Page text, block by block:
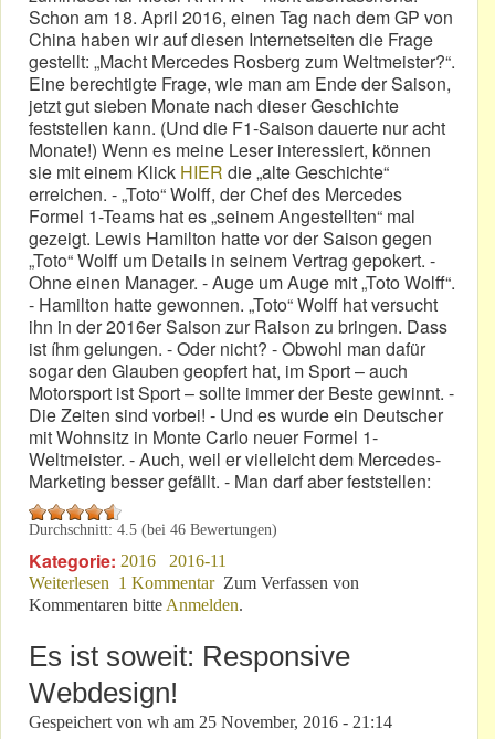
Schon am 18. April 2016, einen Tag nach dem GP von
China haben wir auf diesen Internetseiten die Frage
gestellt: „Macht Mercedes Rosberg zum Weltmeister?“.
Eine berechtigte Frage, wie man am Ende der Saison,
jetzt gut sieben Monate nach dieser Geschichte
feststellen kann. (Und die F1-Saison dauerte nur acht
Monate!) Wenn es meine Leser interessiert, können
sie mit einem Klick HIER die „alte Geschichte“
erreichen. - „Toto“ Wolff, der Chef des Mercedes
Formel 1-Teams hat es „seinem Angestellten“ mal
gezeigt. Lewis Hamilton hatte vor der Saison gegen
„Toto“ Wolff um Details in seinem Vertrag gepokert. -
Ohne einen Manager. - Auge um Auge mit „Toto Wolff“.
- Hamilton hatte gewonnen. „Toto“ Wolff hat versucht
ihn in der 2016er Saison zur Raison zu bringen. Dass
ist íhm gelungen. - Oder nicht? - Obwohl man dafür
sogar den Glauben geopfert hat, im Sport – auch
Motorsport ist Sport – sollte immer der Beste gewinnt. -
Die Zeiten sind vorbei! - Und es wurde ein Deutscher
mit Wohnsitz in Monte Carlo neuer Formel 1-
Weltmeister. - Auch, weil er vielleicht dem Mercedes-
Marketing besser gefällt. - Man darf aber feststellen:
Durchschnitt: 4.5 (bei 46 Bewertungen)
Kategorie: 2016
2016-11
Weiterlesen über F1: Hamilton hat gegen Wolff verloren!
1 Kommentar Zum Verfassen von
Kommentaren bitte Anmelden.
Es ist soweit: Responsive
Webdesign!
Gespeichert von wh am 25 November, 2016 - 21:14